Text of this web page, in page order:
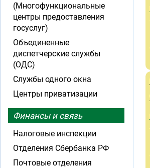
(Многофункциональные
центры предоставления
госуслуг)
Объединенные
диспетчерские службы
(ОДС)
Службы одного окна
Центры приватизации
Финансы и связь
Налоговые инспекции
Отделения Сбербанка РФ
Почтовые отделения